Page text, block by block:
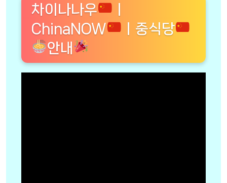
차이나나우
ChinaNOW
ㅣ중식당
안내